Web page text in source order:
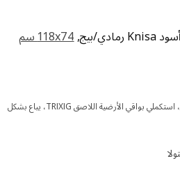
‎118x74 سم‏
لحماية السطح من التعرض للخدش، استكملي بواقي الأرضية اللاصق TRIXIG، يباع بشكل